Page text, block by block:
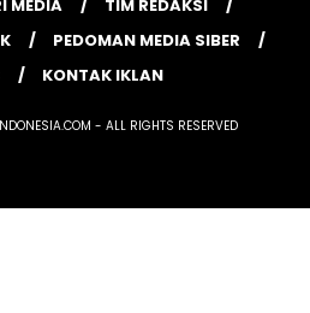
MEDIA
TIM REDAKSI
PEDOMAN MEDIA SIBER
KONTAK IKLAN
- ALL RIGHTS RESERVED